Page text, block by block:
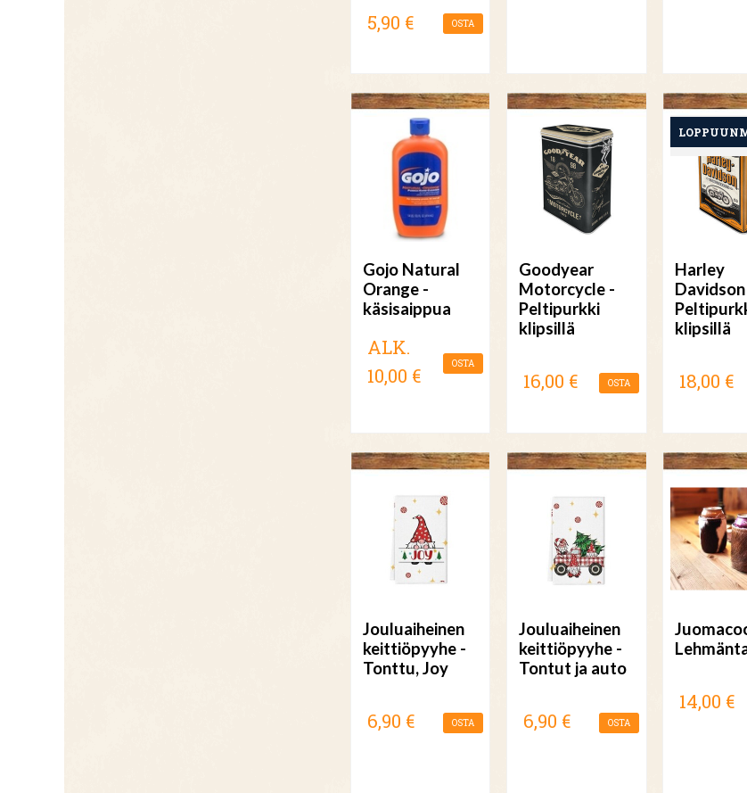
5,90 € OSTA
Gojo Natural
Orange -
käsisaippua
ALK.
10,00 €
OSTA
Goodyear
Motorcycle -
Peltipurkki
klipsillä
16,00 € OSTA
Harley
Davidson
klipsillä
18,00 €
Jouluaiheinen
keittiöpyyhe -
Tonttu, Joy
6,90 € OSTA
Jouluaiheinen
keittiöpyyhe -
Tontut ja auto
6,90 € OSTA
14,00 €